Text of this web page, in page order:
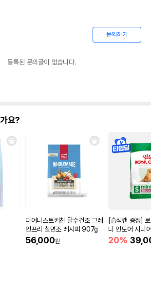
문의하기
등록된 문의글이 없습니다.
요?
디어니스트키친 탈수건조 그레
인프리 칠면조 레시피 907g
56,000원
[습식캔 증정]
니 인도어 시니
움
20%